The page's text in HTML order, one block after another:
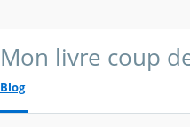
Mon livre coup
Blog